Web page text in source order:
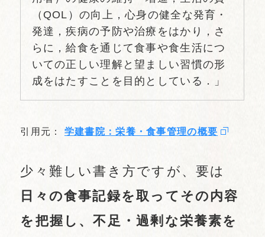
（QOL）の向上，心身の健全な発育・
発達，疾病の予防や治療をはかり，さ
らに，給食を通じて食事や食生活につ
いての正しい理解と望ましい習慣の形
成をはたすことを目的としている．」
引用元： 学建書院：栄養・食事管理の概要
少々難しい書き方ですが、要は
日々の食事記録を取ってその内容
を把握し、不足・過剰な栄養素を